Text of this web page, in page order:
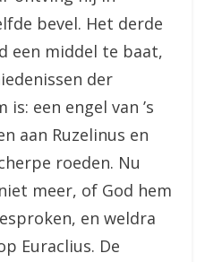
bevel. Het derde
een middel te baat,
der
een engel van ’s
aan Ruzelinus en
roeden. Nu
meer, of God hem
en weldra
Euraclius. De